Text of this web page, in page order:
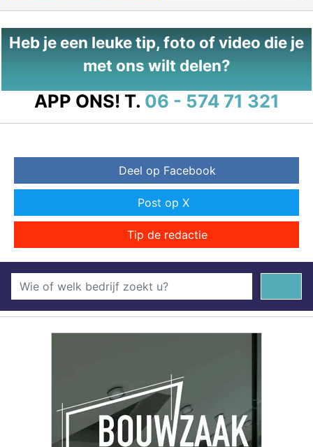
Heb je een leuke tip, foto of video die je
met ons wilt delen?
APP ONS! T. 06 - 574 71 321
Deel op Facebook
Post op X
Tip de redactie